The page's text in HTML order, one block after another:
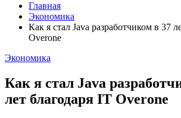
Главная
Экономика
Как я стал Java разработчиком в 37
Overone
Экономика
Как я стал Java
лет благодаря IT Overone